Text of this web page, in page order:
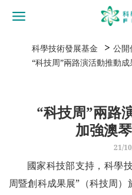
移動到内容區域
科學技術發展基金 > 公開
“科技周”兩路演活動推動成
“科技周”兩路
加強澳
21/
國家科技部支持，科學技
周暨創科成果展”（科技周